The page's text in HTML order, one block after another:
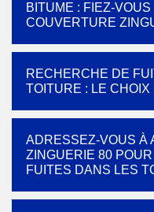
BITUME : FIEZ-
COUVERTURE
RECHERCHE DE
TOITURE : LE CHOIX
ADRESSEZ-VOUS À
ZINGUERIE 80
FUITES DANS LES